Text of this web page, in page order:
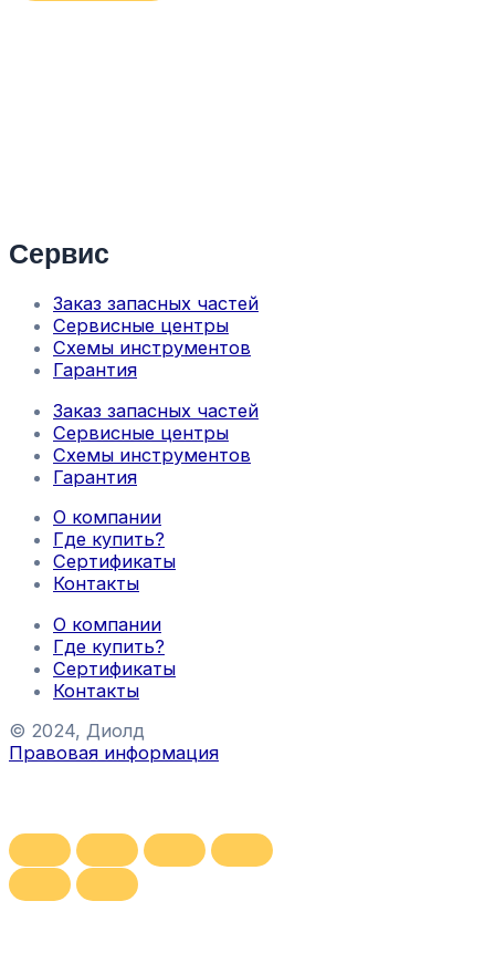
Сервис
Заказ запасных частей
Сервисные центры
Схемы инструментов
Гарантия
Заказ запасных частей
Сервисные центры
Схемы инструментов
Гарантия
О компании
Где купить?
Сертификаты
Контакты
О компании
Где купить?
Сертификаты
Контакты
© 2024, Диолд
Правовая информация